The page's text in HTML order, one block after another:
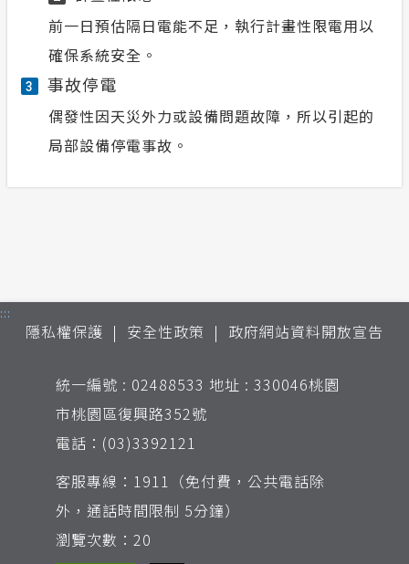
前一日預估隔日電能不足，執行計畫性限電用以
確保系統安全。
3 事故停電
偶發性因天災外力或設備問題故障，所以引起的
局部設備停電事故。
:::
隱私權保護 安全性政策 政府網站資料開放宣告
統一編號 : 02488533 地址 : 330046桃園
市桃園區復興路352號
電話：(03)3392121
客服專線：1911（免付費，公共電話除
外，通話時間限制 5分鐘）
瀏覽次數：20